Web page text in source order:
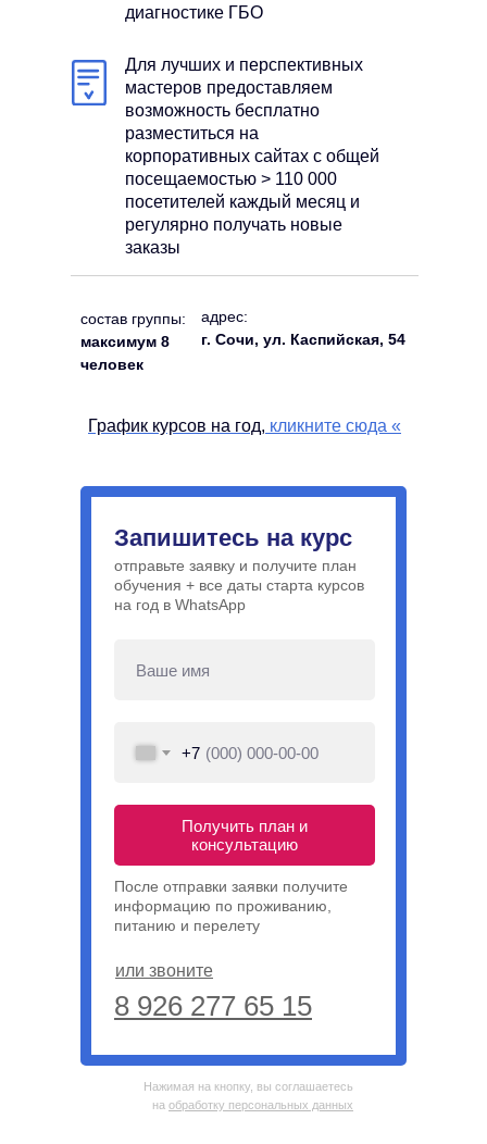
состав группы:
максимум 8
человек
адрес:
г. Сочи, ул. Каспийская, 54
диагностике ГБО
Для лучших и перспективных
мастеров предоставляем
возможность бесплатно
разместиться на
корпоративных сайтах с общей
посещаемостью > 110 000
посетителей каждый месяц и
регулярно получать новые
заказы
+7
Получить план и
консультацию
Запишитесь на курс
отправьте заявку и получите план
обучения + все даты старта курсов
на год в WhatsApp
Нажимая на кнопку, вы соглашаетесь
на обработку персональных данных
или звоните
После отправки заявки получите
информацию по проживанию,
питанию и перелету
8 926 277 65 15
График курсов на год, кликните сюда «